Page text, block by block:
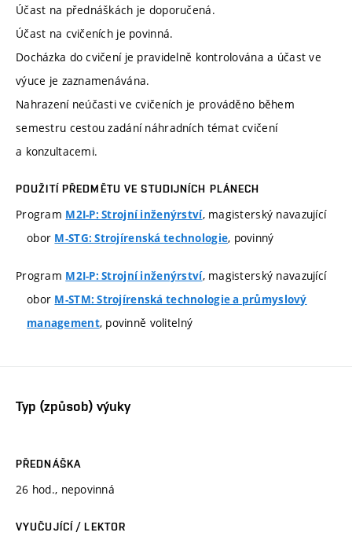
Účast na přednáškách je doporučená.
Účast na cvičeních je povinná.
Docházka do cvičení je pravidelně kontrolována a účast ve
výuce je zaznamenávána.
Nahrazení neúčasti ve cvičeních je prováděno během
semestru cestou zadání náhradních témat cvičení
a konzultacemi.
POUŽITÍ PŘEDMĚTU VE STUDIJNÍCH PLÁNECH
Program M2I-P: Strojní inženýrství, magisterský navazující
obor M-STG: Strojírenská technologie, povinný
Program M2I-P: Strojní inženýrství, magisterský navazující
obor M-STM: Strojírenská technologie a průmyslový
management, povinně volitelný
Typ (způsob) výuky
PŘEDNÁŠKA
26 hod., nepovinná
VYUČUJÍCÍ / LEKTOR